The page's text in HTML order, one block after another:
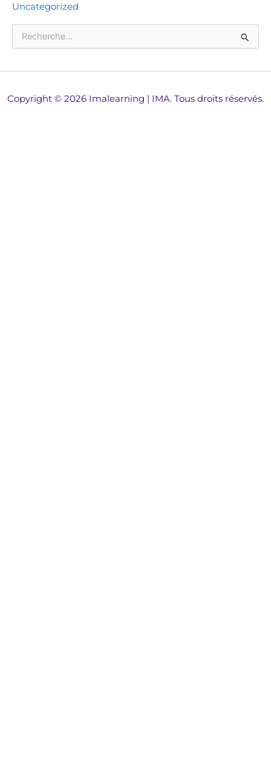
Uncategorized
e
h
r
Copyright © 2026 Imalearning | IMA. Tous droits réservés.